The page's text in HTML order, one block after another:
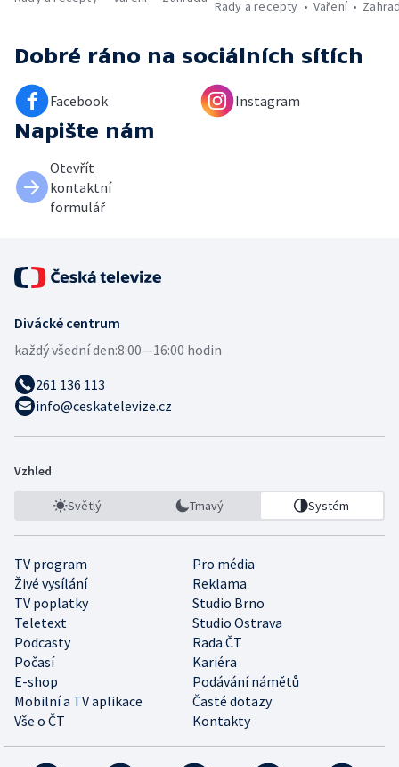
Rady a recepty
Vaření
Dobré ráno na sociálních sítích
Facebook Instagram
Napište nám
Otevřít
kontaktní
formulář
Divácké centrum
každý všední den:8:00—16:00 hodin
261 136 113
info@ceskatelevize.cz
Vzhled
Světlý Tmavý Systém
TV program
Pro média
Živé vysílání
Reklama
TV poplatky
Studio Brno
Teletext
Studio Ostrava
Podcasty
Rada ČT
Počasí
Kariéra
E-shop
Podávání námětů
Mobilní a TV aplikace
Časté dotazy
Vše o ČT
Kontakty